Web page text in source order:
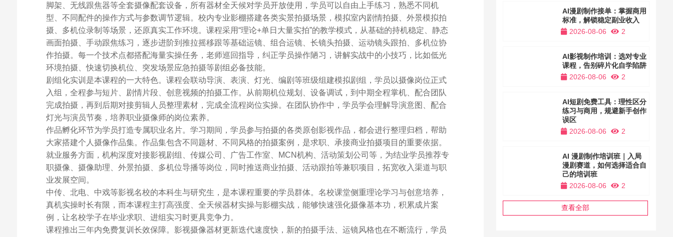
脚架、无线跟焦器等全套摄像配套设备，所有器材全天候对学员开放使用，学员可以自由上手练习，熟悉不同机
型、不同配件的操作方式与参数调节逻辑。校内专业影棚搭建各类实景拍摄场景，模拟室内剧情拍摄、外景模拟拍
摄、多机位录制等场景，还原真实工作环境。课程采用“理论+单日大量实拍”的教学模式，从基础的持机稳定、静态
画面拍摄、手动跟焦练习，逐步进阶到推拉摇移跟等基础运镜、组合运镜、长镜头拍摄、运动镜头跟拍、多机位协
作拍摄。每一个技术点都搭配海量实操任务，老师巡回指导，纠正学员操作陋习，讲解实战中的小技巧，比如低光
环境拍摄、快速切换机位、突发场景应急拍摄等剧组必备技能。
剧组化实训是本课程的一大特色。课程会联动导演、表演、灯光、编剧等班级组建模拟剧组，学员以摄像岗位正式
入组，全程参与短片、剧情片段、创意视频的拍摄工作。从前期机位规划、设备调试，到中期全程掌机、配合团队
完成拍摄，再到后期对接剪辑人员整理素材，完成全流程岗位实操。在团队协作中，学员学会理解导演意图、配合
灯光与演员节奏，培养职业摄像师的岗位素养。
作品孵化环节为学员打造专属职业名片。学习期间，学员参与拍摄的各类原创影视作品，都会进行整理归档，帮助
大家搭建个人摄像作品集。作品集包含不同题材、不同风格的拍摄案例，是求职、承接商业拍摄项目的重要依据。
就业服务方面，机构深度对接影视剧组、传媒公司、广告工作室、MCN机构、活动策划公司等，为结业学员推荐专
职摄像、摄像助理、外景拍摄、多机位导播等岗位，同时推送商业拍摄、活动跟拍等兼职项目，拓宽收入渠道与职
业发展空间。
中传、北电、中戏等影视名校的本科生与研究生，是本课程重要的学员群体。名校课堂侧重理论学习与创意培养，
真机实操时长有限，而本课程主打高强度、全天候器材实操与影棚实战，能够快速强化摄像基本功，积累成片案
例，让名校学子在毕业求职、进组实习时更具竞争力。
课程推出三年内免费复训长效保障。影视摄像器材更新迭代速度快，新的拍摄手法、运镜风格也在不断流行，学员
AI漫剧制作接单：掌握商用
标准，解锁稳定副业收入
2026-08-06
2
AI影视制作培训：选对专业
课程，告别碎片化自学陷阱
2026-08-06
2
AI短剧免费工具：理性区分
练习与商用，规避新手创作
误区
2026-08-06
2
AI 漫剧制作培训班｜入局
漫剧赛道，如何选择适合自
己的培训班
2026-08-06
2
查看全部